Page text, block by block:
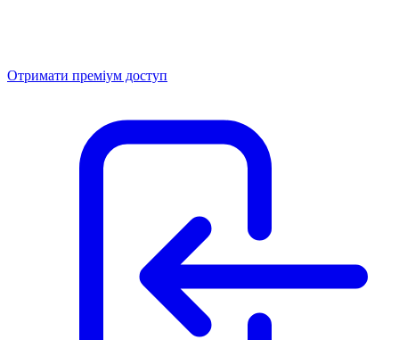
Отримати преміум доступ